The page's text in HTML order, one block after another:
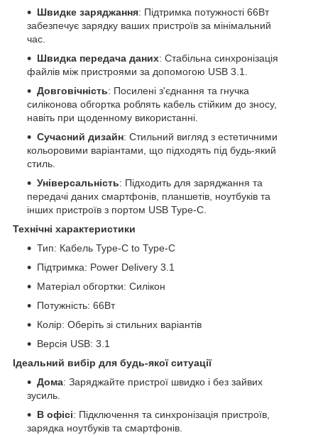
Швидке заряджання: Підтримка потужності 66Вт
забезпечує зарядку ваших пристроїв за мінімальний
час.
Швидка передача даних: Стабільна синхронізація
файлів між пристроями за допомогою USB 3.1.
Довговічність: Посилені з'єднання та гнучка
силіконова обгортка роблять кабель стійким до зносу,
навіть при щоденному використанні.
Сучасний дизайн: Стильний вигляд з естетичними
кольоровими варіантами, що підходять під будь-який
стиль.
Універсальність: Підходить для заряджання та
передачі даних смартфонів, планшетів, ноутбуків та
інших пристроїв з портом USB Type-C.
Технічні характеристики
Тип: Кабель Type-C to Type-C
Підтримка: Power Delivery 3.1
Матеріал обгортки: Силікон
Потужність: 66Вт
Колір: Оберіть зі стильних варіантів
Версія USB: 3.1
Ідеальний вибір для будь-якої ситуації
Дома: Заряджайте пристрої швидко і без зайвих
зусиль.
В офісі: Підключення та синхронізація пристроїв,
зарядка ноутбуків та смартфонів.